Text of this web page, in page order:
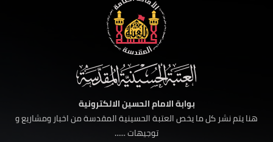
بوابة الامام الحسين الالكترونية
هنا يتم نشر كل ما يخص العتبة الحسينية المقدسة من اخبار ومشاريع و
توجيهات ......